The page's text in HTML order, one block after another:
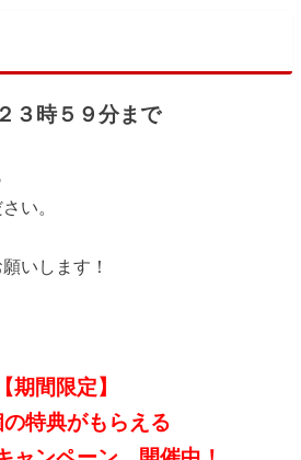
３時５９分まで
い。
いします！
【期間限定】
の特典がもらえる